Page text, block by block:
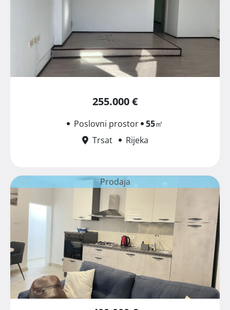
255.000 €
Poslovni prostor 55㎡
Trsat
Rijeka
Prodaja